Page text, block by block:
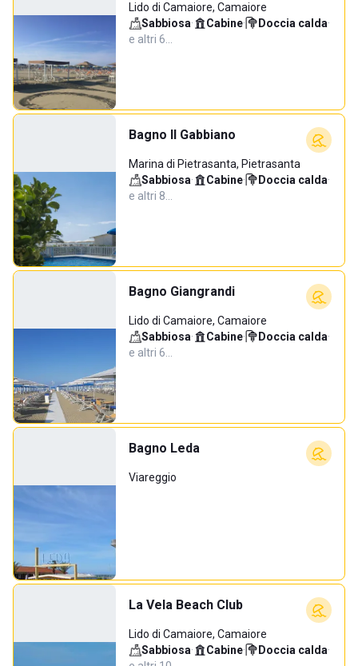
Lido di Camaiore, Camaiore
Sabbiosa· Cabine· Doccia calda·
e altri 6…
Bagno Il Gabbiano
Marina di Pietrasanta, Pietrasanta
Sabbiosa· Cabine· Doccia calda·
e altri 8…
Bagno Giangrandi
Lido di Camaiore, Camaiore
Sabbiosa· Cabine· Doccia calda·
e altri 6…
Bagno Leda
Viareggio
La Vela Beach Club
Lido di Camaiore, Camaiore
Sabbiosa· Cabine· Doccia calda·